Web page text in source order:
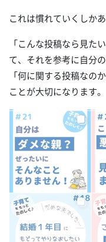
これは慣れていくしかあ
「こんな投稿なら見た
て、それを参考に自分
「何に関する投稿なの
ことが大切になります。